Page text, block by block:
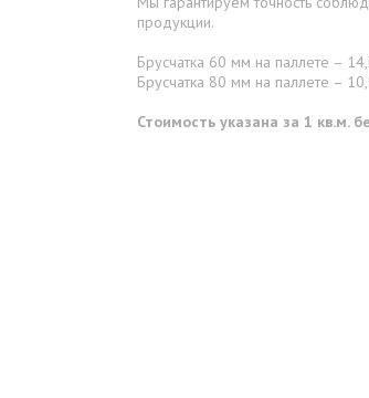
продукции.
Брусчатка 60 мм на паллете –
Брусчатка 80 мм на паллете –
Стоимость указана за 1 кв.м.